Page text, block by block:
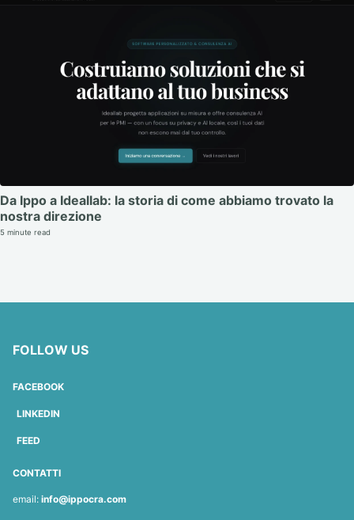
Da Ippo a Ideallab: la storia di come abbiamo trovato la
nostra direzione
5 minute read
FOLLOW US
FACEBOOK
LINKEDIN
FEED
CONTATTI
email: info@ippocra.com